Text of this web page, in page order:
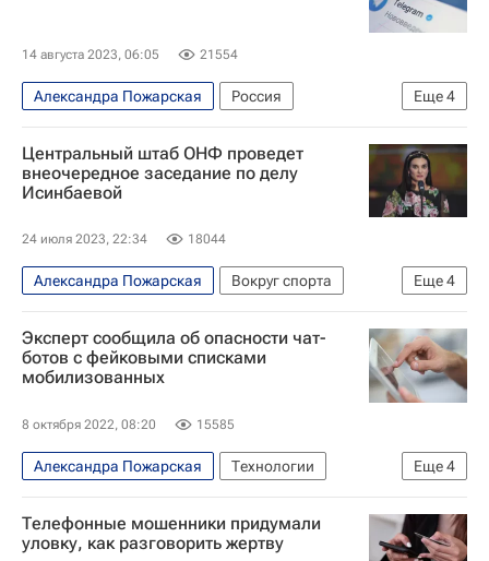
14 августа 2023, 06:05 21554
Еще4
Александра Пожарская
Россия
Архангельская область
Telegram
ФСБ
Общество
Центральный штаб ОНФ проведет
внеочередное заседание по делу
Исинбаевой
24 июля 2023, 22:34 18044
Еще4
Александра Пожарская
Вокруг спорта
Елена Исинбаева
Олег Матыцин
Международный олимпийский комитет (МОК)
Легкая атлетика
Эксперт сообщила об опасности чат-
ботов с фейковыми списками
мобилизованных
8 октября 2022, 08:20 15585
Еще4
Александра Пожарская
Технологии
Сергей Шойгу
Украина
Россия
Telegram
Телефонные мошенники придумали
уловку, как разговорить жертву